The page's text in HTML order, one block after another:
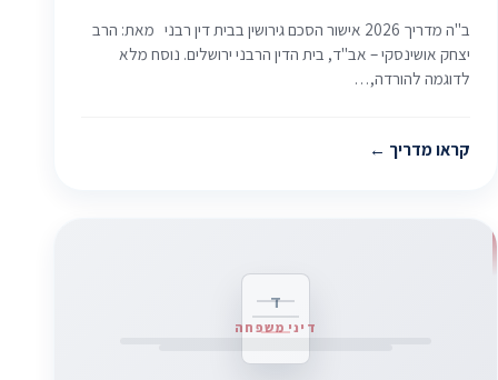
ב"ה מדריך 2026 אישור הסכם גירושין בבית דין רבני מאת: הרב
יצחק אושינסקי – אב"ד, בית הדין הרבני ירושלים. נוסח מלא
לדוגמה להורדה,…
קראו מדריך
ד
דיני משפחה